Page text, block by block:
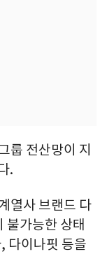
룹 전산망이 지
.
열사 브랜드 다
불가능한 상태
다이나핏 등을